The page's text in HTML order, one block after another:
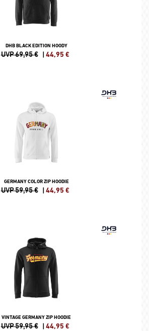
DHB BLACK EDITION HOODY
UVP 69,95 € | 44,95 €
GERMANY COLOR ZIP HOODIE
UVP 59,95 € | 44,95 €
VINTAGE GERMANY ZIP HOODIE
UVP 59,95 € | 44,95 €